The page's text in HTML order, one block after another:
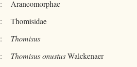
: Araneomorphae
: Thomisidae
: Thomisus
: Thomisus onustusWalckenaer